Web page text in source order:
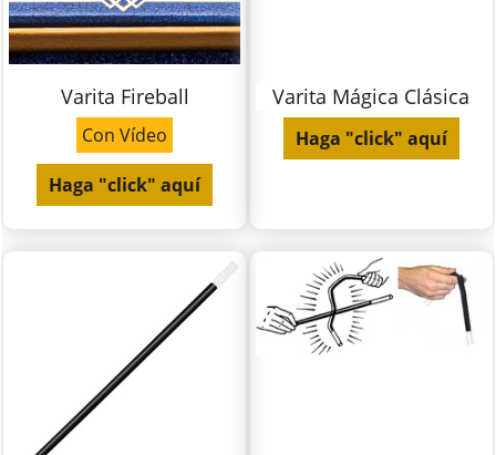
Varita Fireball
Con Vídeo
Haga "click" aquí
Varita Mágica Clásica
Haga "click" aquí